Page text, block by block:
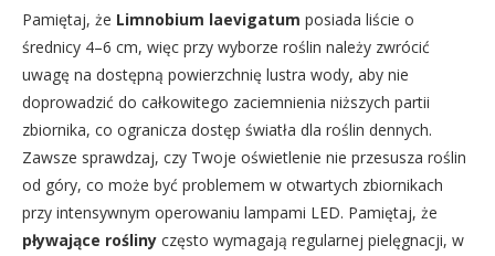
Pamiętaj, że Limnobium laevigatum posiada liście o
średnicy 4–6 cm, więc przy wyborze roślin należy zwrócić
uwagę na dostępną powierzchnię lustra wody, aby nie
doprowadzić do całkowitego zaciemnienia niższych partii
zbiornika, co ogranicza dostęp światła dla roślin dennych.
Zawsze sprawdzaj, czy Twoje oświetlenie nie przesusza roślin
od góry, co może być problemem w otwartych zbiornikach
przy intensywnym operowaniu lampami LED. Pamiętaj, że
pływające rośliny często wymagają regularnej pielęgnacji, w